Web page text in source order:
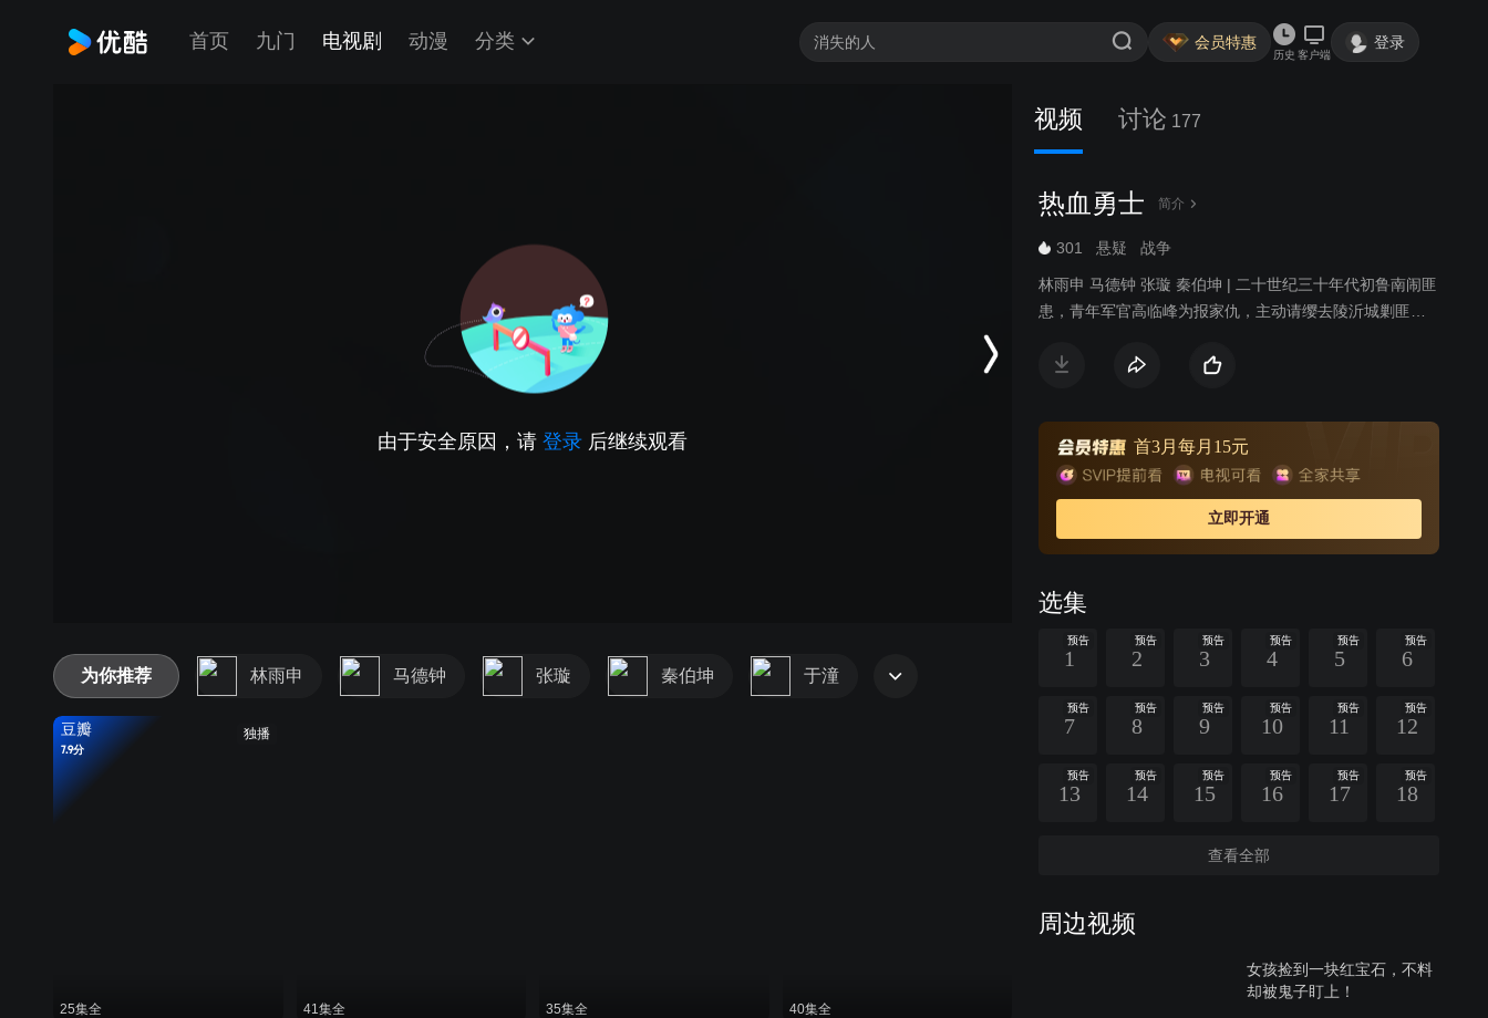
首页 九门 电视剧 动漫 分类 会员特惠
历史 客户端
登录
由于安全原因，请 登录 后继续观看
视频 讨论 177
热血勇士 简介
301 悬疑 战争
林雨申 马德钟 张璇 秦伯坤 | 二十世纪三十年代初鲁南闹匪
患，青年军官高临峰为报家仇，主动请缨去陵沂城剿匪。
步维艰。中共地下党员高华和沈岚岚为他指点迷津，帮他
岚岚的爱情。为粉碎日本人的细菌T计划，及掠夺山东煤矿
的黑金计划，高临峰九死一生。他从沈岚岚等人身上受到
革命熏陶，自愿接受党组织的领导，组织起神勇的黑旋风
分队与敌人热血抗争。为保护抗日救亡物资，高临峰与制
造家门惨案的白龙飞和黑龙会等展开殊死搏斗，最终将敌
长为一名革命战士。
首3月每月15元
立即开通
选集
预告
1
预告
2
预告
3
预告
4
预告
5
预告
6
预告
7
预告
8
预告
9
预告
10
预告
11
预告
12
预告
13
预告
14
预告
15
预告
16
预告
17
预告
18
查看全部
周边视频
女孩捡到一块红宝石，不料
却被鬼子盯上！
为你推荐 林雨申 马德钟 张璇 秦伯坤 于潼
独播
豆瓣
7.9分
25集全 41集全 35集全 40集全